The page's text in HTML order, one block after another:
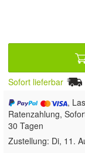
Sofort lieferbar
,
Ratenzahlung,
30 Tagen
Zustellung: Di, 11.